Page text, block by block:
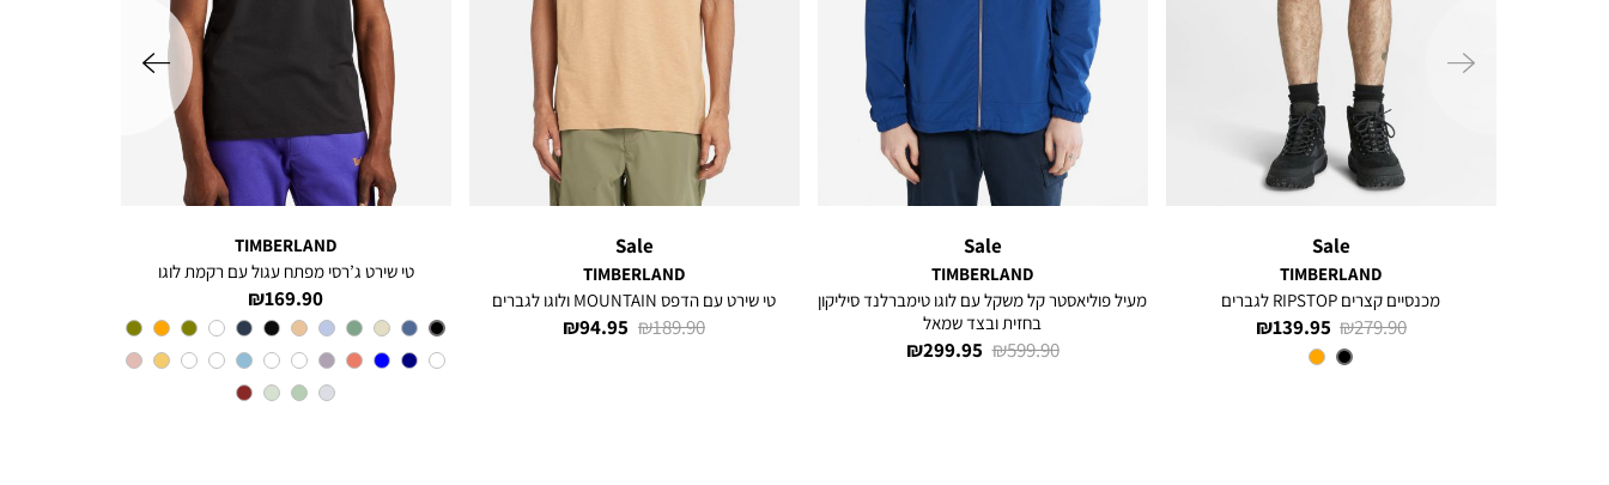
ימינה
Sale
TIMBERLAND
מכנסיים קצרים RIPSTOP לגברים
מחיר
מוצר
139.95 ₪
מחיר
279.90 ₪
צבע
Black
Sale
TIMBERLAND
מעיל פוליאסטר קל משקל עם לוגו טימברלנד סיליקון
בחזית ובצד שמאל
מחיר
299.95 ₪
מחיר
599.90 ₪
Sale
TIMBERLAND
טי שירט עם הדפס MOUNTAIN ולוגו לגברים
מחיר
94.95 ₪
מחיר
189.90 ₪
TIMBERLAND
טי שירט ג’רסי מפתח עגול עם רקמת לוגו
מחיר
מוצר
169.90 ₪
צבע
Black
שמאלה